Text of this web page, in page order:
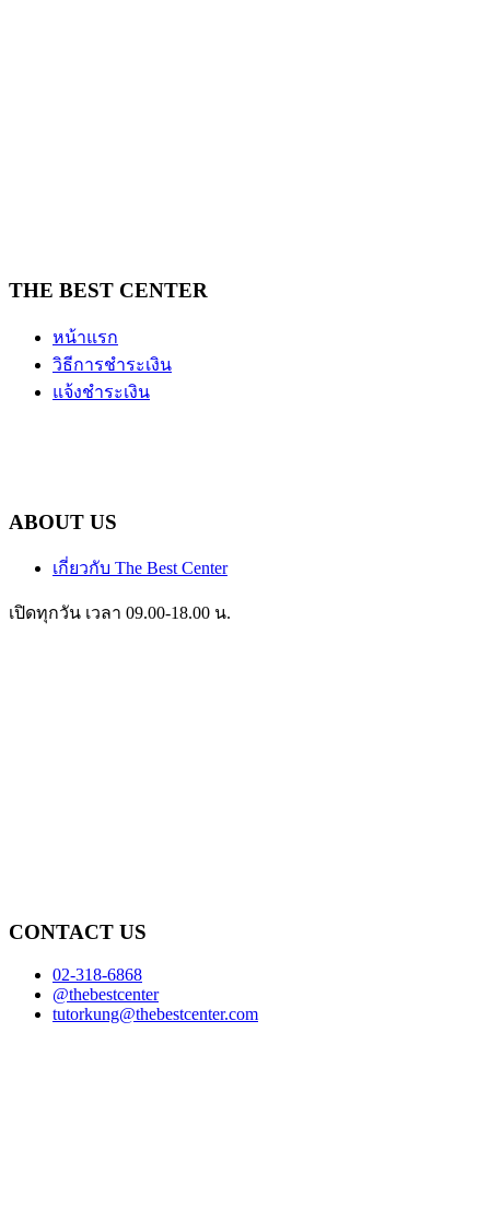
THE BEST CENTER
หน้าแรก
วิธีการชำระเงิน
แจ้งชำระเงิน
ABOUT US
เกี่ยวกับ The Best Center
เปิดทุกวัน เวลา 09.00-18.00 น.
CONTACT US
02-318-6868
@thebestcenter
tutorkung@thebestcenter.com